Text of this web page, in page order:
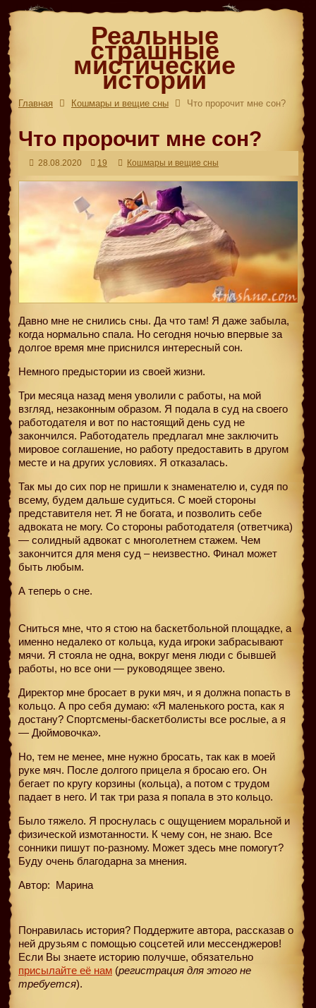
Реальные
страшные
мистические
истории
Главная Кошмары и вещие сны Что пророчит мне сон?
Что пророчит мне сон?
28.08.2020 19 Кошмары и вещие сны
Давно мне не снились сны. Да что там! Я даже забыла,
когда нормально спала. Но сегодня ночью впервые за
долгое время мне приснился интересный сон.
Немного предыстории из своей жизни.
Три месяца назад меня уволили с работы, на мой
взгляд, незаконным образом. Я подала в суд на своего
работодателя и вот по настоящий день суд не
закончился. Работодатель предлагал мне заключить
мировое соглашение, но работу предоставить в другом
месте и на других условиях. Я отказалась.
Так мы до сих пор не пришли к знаменателю и, судя по
всему, будем дальше судиться. С моей стороны
представителя нет. Я не богата, и позволить себе
адвоката не могу. Со стороны работодателя (ответчика)
— солидный адвокат с многолетнем стажем. Чем
закончится для меня суд – неизвестно. Финал может
быть любым.
А теперь о сне.
Сниться мне, что я стою на баскетбольной площадке, а
именно недалеко от кольца, куда игроки забрасывают
мячи. Я стояла не одна, вокруг меня люди с бывшей
работы, но все они — руководящее звено.
Директор мне бросает в руки мяч, и я должна попасть в
кольцо. А про себя думаю: «Я маленького роста, как я
достану? Спортсмены-баскетболисты все рослые, а я
— Дюймовочка».
Но, тем не менее, мне нужно бросать, так как в моей
руке мяч. После долгого прицела я бросаю его. Он
бегает по кругу корзины (кольца), а потом с трудом
падает в него. И так три раза я попала в это кольцо.
Было тяжело. Я проснулась с ощущением моральной и
физической измотанности. К чему сон, не знаю. Все
сонники пишут по-разному. Может здесь мне помогут?
Буду очень благодарна за мнения.
Автор: Марина
Понравилась история? Поддержите автора, рассказав о
ней друзьям с помощью соцсетей или мессенджеров!
Если Вы знаете историю получше, обязательно
присылайте её нам (регистрация для этого не
требуется).